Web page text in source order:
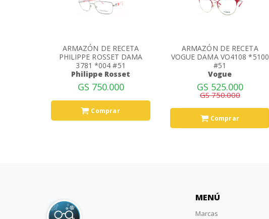
ARMAZÓN DE RECETA
PHILIPPE ROSSET DAMA
3781 *004 #51
Philippe Rosset
GS 750.000
Comprar
ARMAZÓN DE RECETA
VOGUE DAMA VO4108 *5100
#51
Vogue
GS 525.000
GS 750.000
Comprar
MENÚ
Marcas